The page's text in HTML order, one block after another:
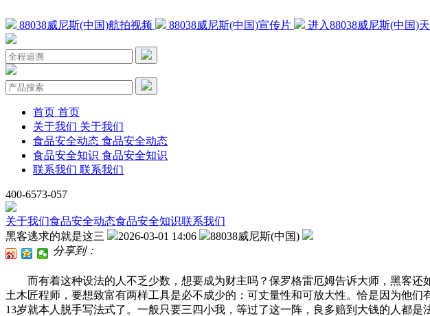
88038威尼斯(中国)航拍视频 88038威尼斯(中国)宣传片 进入88038威尼斯(中国)
首页 首页
关于我们 关于我们
食品安全动态 食品安全动态
食品安全知识 食品安全知识
联系我们 联系我们
400-6573-057
关于我们食品安全动态食品安全知识联系我们
黑客逃求的就是这三
2026-03-01 14:06
88038威尼斯(中国)
分享到：
而有着这种设法的人不乏少数，想要成为财主吗？保罗格雷厄姆告诉大师，黑客还
土木匠程师，要想致富有两样工具是必不成少的：可丈量性和可放大性。恰是因为他
13岁就本人脱手写法式了。一般只要三四小我，等过了这一阵，良多赔到大钱的人都